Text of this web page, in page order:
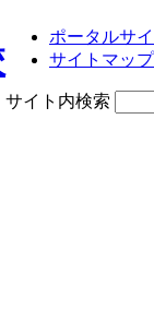
ポータルサ
サイトマップ
サイト内検索